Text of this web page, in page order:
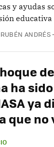
y ayudas
educativa
RUBÉN ANDRÉS
ha
ya
que